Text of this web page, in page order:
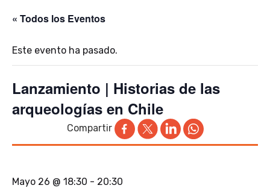
« Todos los Eventos
Este evento ha pasado.
Lanzamiento | Historias de las
arqueologías en Chile
Compartir
Mayo 26 @ 18:30 - 20:30